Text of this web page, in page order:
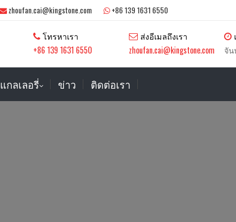
zhoufan.cai@kingstone.com +86 139 1631 6550
โทรหาเรา
+86 139 1631 6550
ส่งอีเมลถึงเรา
zhoufan.cai@kingstone.com
จัน
แกลเลอรี่ ข่าว ติดต่อเรา